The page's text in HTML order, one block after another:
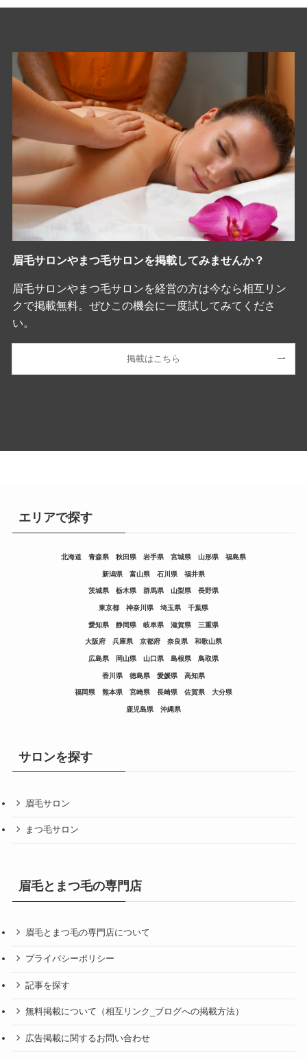
眉毛サロンやまつ毛サロンを掲載してみませんか？
眉毛サロンやまつ毛サロンを経営の方は今なら相互リン
クで掲載無料。ぜひこの機会に一度試してみてくださ
い。
掲載はこちら
エリアで探す
北海道 青森県 秋田県 岩手県 宮城県 山形県 福島県
新潟県 富山県 石川県 福井県
茨城県 栃木県 群馬県 山梨県 長野県
東京都 神奈川県 埼玉県 千葉県
愛知県 静岡県 岐阜県 滋賀県 三重県
大阪府 兵庫県 京都府 奈良県 和歌山県
広島県 岡山県 山口県 島根県 鳥取県
香川県 徳島県 愛媛県 高知県
福岡県 熊本県 宮崎県 長崎県 佐賀県 大分県
鹿児島県 沖縄県
サロンを探す
眉毛サロン
まつ毛サロン
眉毛とまつ毛の専門店
眉毛とまつ毛の専門店について
プライバシーポリシー
記事を探す
無料掲載について（相互リンク_ブログへの掲載方法）
広告掲載に関するお問い合わせ